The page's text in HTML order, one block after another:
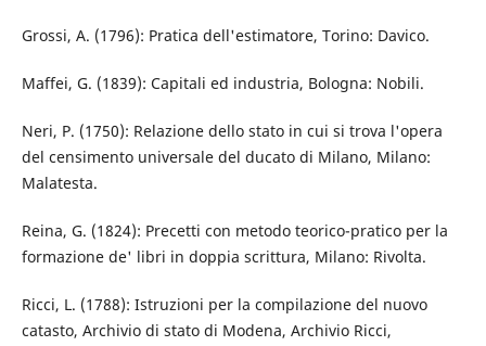
Grossi, A. (1796): Pratica dell'estimatore, Torino: Davico.
Maffei, G. (1839): Capitali ed industria, Bologna: Nobili.
Neri, P. (1750): Relazione dello stato in cui si trova l'opera
del censimento universale del ducato di Milano, Milano:
Malatesta.
Reina, G. (1824): Precetti con metodo teorico-pratico per la
formazione de' libri in doppia scrittura, Milano: Rivolta.
Ricci, L. (1788): Istruzioni per la compilazione del nuovo
catasto, Archivio di stato di Modena, Archivio Ricci,